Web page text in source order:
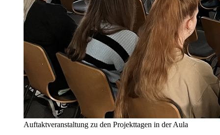
Auftaktveranstaltung zu den Projekttagen in der Aula